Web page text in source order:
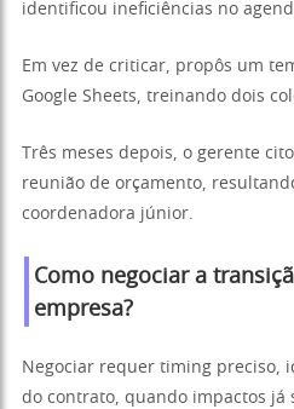
identificou ineficiências no
Em vez de criticar, propôs um
Google Sheets, treinando dois
Três meses depois, o gerente
reunião de orçamento,
coordenadora júnior.
Como negociar a
empresa?
Negociar requer timing preciso,
do contrato, quando impactos já